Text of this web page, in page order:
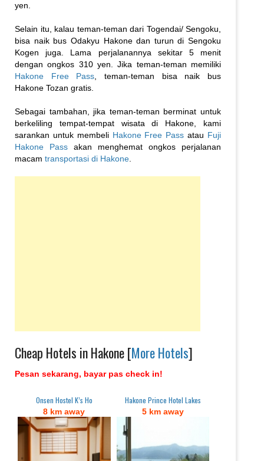
yen.
Selain itu, kalau teman-teman dari Togendai/ Sengoku,
bisa naik bus Odakyu Hakone dan turun di Sengoku
Kogen juga. Lama perjalanannya sekitar 5 menit
dengan ongkos 310 yen.Jika teman-teman memiliki
Hakone Free Pass , teman-teman bisa naik bus
Hakone Tozan gratis.
Sebagai tambahan, jika teman-teman berminat untuk
berkeliling tempat-tempat wisata di Hakone, kami
sarankan untuk membeli Hakone Free Pass atau Fuji
Hakone Pass akan menghemat ongkos perjalanan
macam transportasi di Hakone
Cheap Hotels in Hakone [More Hotels]
Pesan sekarang, bayar pas check in!
Onsen Hostel K’s Ho
8 km away
Hakone Prince Hotel Lakes
5 km away